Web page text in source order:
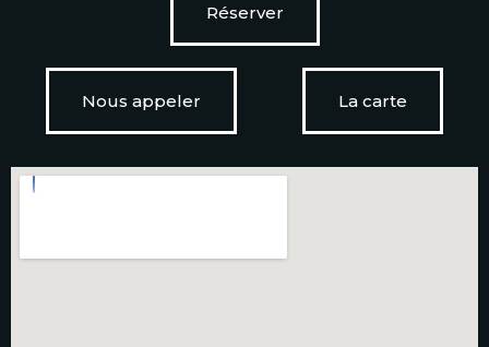
Réserver
Nous appeler La carte